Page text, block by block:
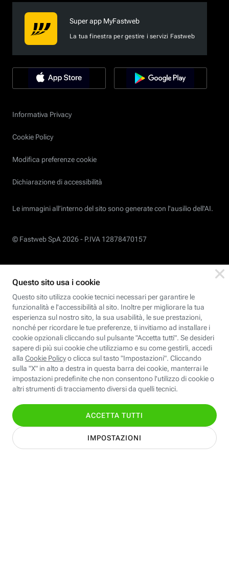
Super app MyFastweb
La tua finestra per gestire i servizi Fastweb
Informativa Privacy
Cookie Policy
Modifica preferenze cookie
Dichiarazione di accessibilità
Le immagini all’interno del sito sono generate con l'ausilio dell'AI.
© Fastweb SpA 2026 - P.IVA 12878470157